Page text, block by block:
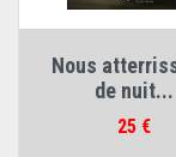
Nous
de nuit...
Prix
25 €